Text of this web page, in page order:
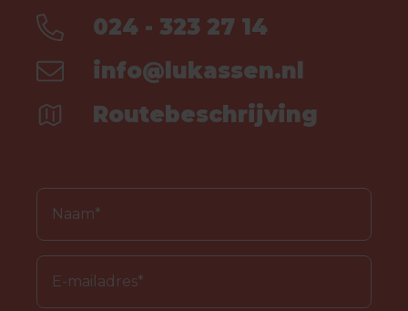
024 - 323 27 14
info@lukassen.nl
Routebeschrijving